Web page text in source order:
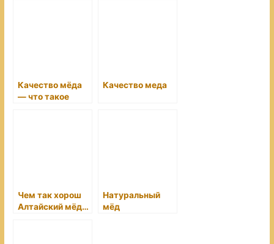
Качество мёда
— что такое
Качество меда
Чем так хорош
Алтайский мёд…
Натуральный
мёд